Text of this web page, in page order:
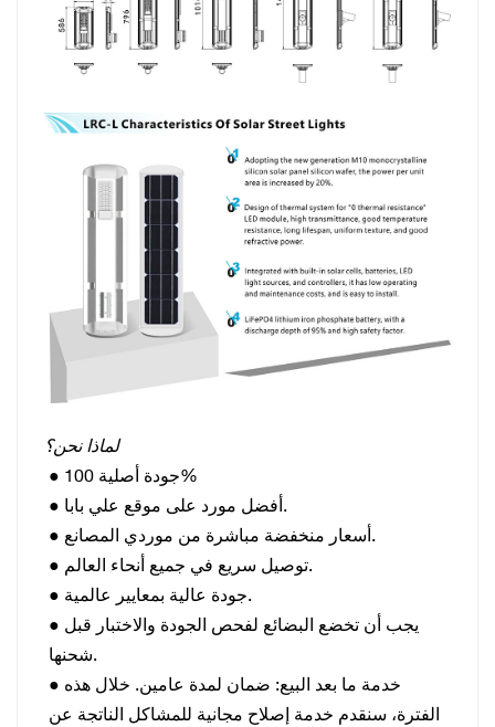
لماذا نحن؟
●
جودة أصلية 100%
●
أفضل مورد على موقع علي بابا.
●
أسعار منخفضة مباشرة من موردي المصانع.
●
توصيل سريع في جميع أنحاء العالم.
●
جودة عالية بمعايير عالمية.
● يجب أن تخضع البضائع لفحص الجودة والاختبار قبل
شحنها.
● خدمة ما بعد البيع: ضمان لمدة عامين. خلال هذه
الفترة، سنقدم خدمة إصلاح مجانية للمشاكل الناتجة عن